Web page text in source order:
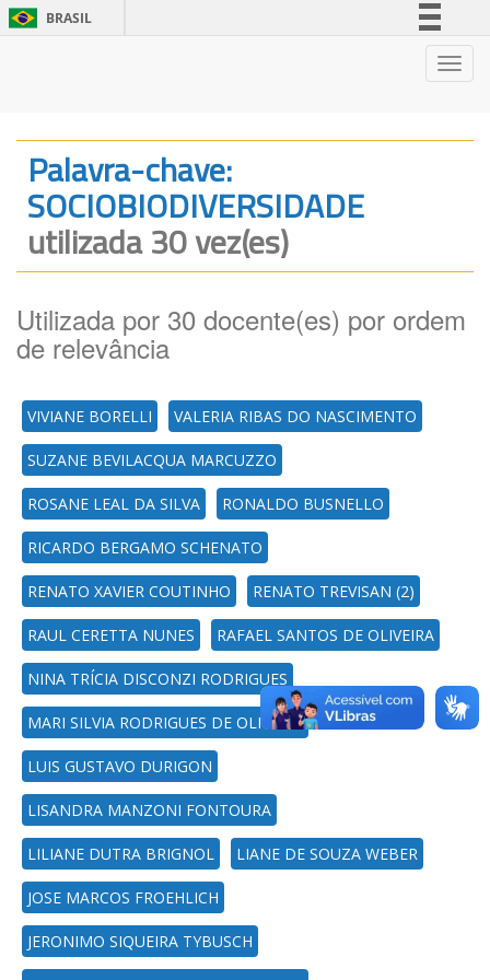
BRASIL
Canais
Palavra-chave:
SOCIOBIODIVERSIDADE
utilizada 30 vez(es)
Utilizada por 30 docente(es) por ordem
de relevância
VIVIANE BORELLI VALERIA RIBAS DO NASCIMENTO
SUZANE BEVILACQUA MARCUZZO
ROSANE LEAL DA SILVA RONALDO BUSNELLO
RICARDO BERGAMO SCHENATO
RENATO XAVIER COUTINHO RENATO TREVISAN (2)
RAUL CERETTA NUNES RAFAEL SANTOS DE OLIVEIRA
NINA TRÍCIA DISCONZI RODRIGUES
MARI SILVIA RODRIGUES DE OLIVEIRA
LUIS GUSTAVO DURIGON
LISANDRA MANZONI FONTOURA
LILIANE DUTRA BRIGNOL LIANE DE SOUZA WEBER
JOSE MARCOS FROEHLICH
JERONIMO SIQUEIRA TYBUSCH